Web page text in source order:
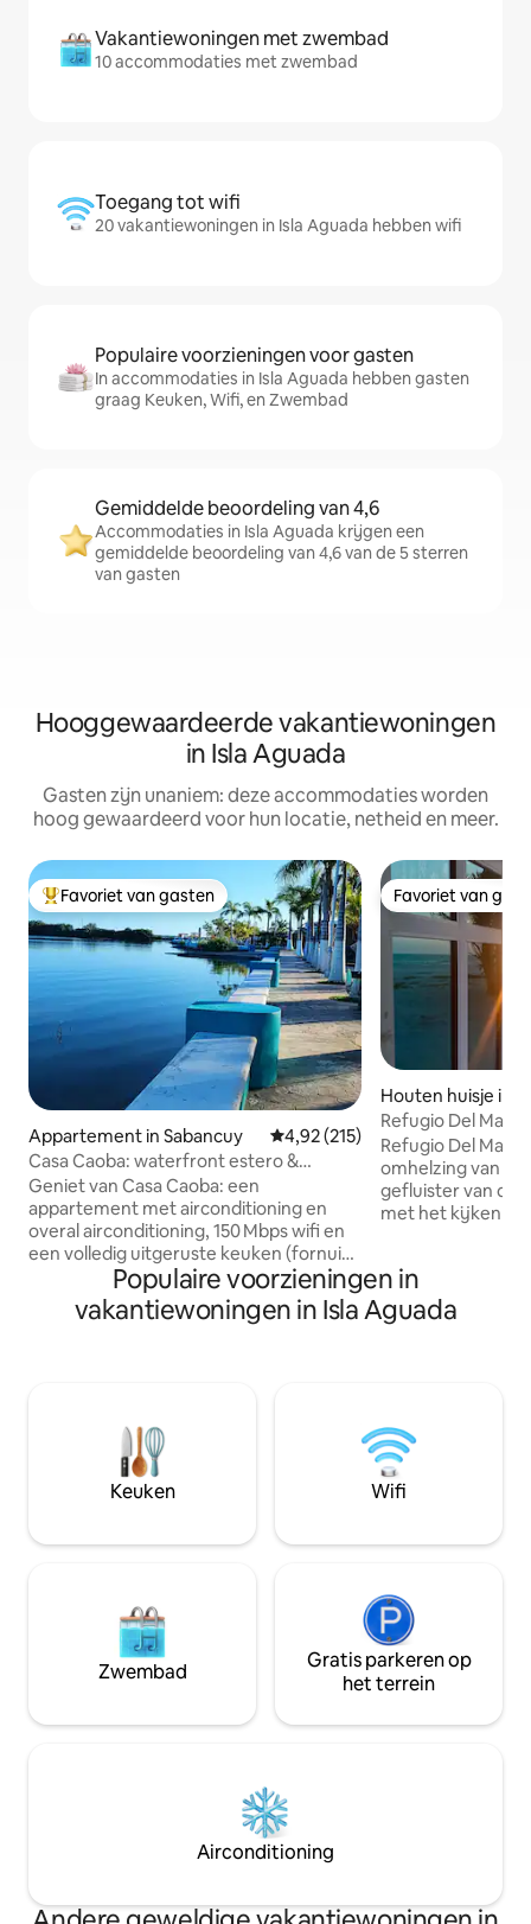
Vakantiewoningen met zwembad
10 accommodaties met zwembad
Toegang tot wifi
20 vakantiewoningen in Isla Aguada hebben wifi
Populaire voorzieningen voor gasten
In accommodaties in Isla Aguada hebben gasten
graag Keuken, Wifi, en Zwembad
Gemiddelde beoordeling van 4,6
Accommodaties in Isla Aguada krijgen een
gemiddelde beoordeling van 4,6 van de 5 sterren
van gasten
Hooggewaardeerde vakantiewoningen
in Isla Aguada
Gasten zijn unaniem: deze accommodaties worden
hoog gewaardeerd voor hun locatie, netheid en meer.
Topfavoriet van gasten
Favoriet van gasten
Appartement in Sabancuy Gemiddelde beoordeling van
4,92 (215)
Casa Caoba: waterfront estero &
malecon Sabancuy
Geniet van Casa Caoba: een
appartement met airconditioning en
overal airconditioning, 150 Mbps wifi en
een volledig uitgeruste keuken (fornuis,
oven en koffiezetapparaat). Parkeren op
straat met beveiligingscamera's voor je
auto, plus 24/7 zelf inchecken. Aan het
wandel over de promenade met
regionale snacks en ontspan op rustige
stranden. Flexibel annuleren en
professioneel schoonmaken
Favoriet van
Favoriet van
Houten huisje in
rmen
Refugio Del Mar
Refugio Del Mar
omhelzing van
gefluister van de
met het kijken
stelae
gordijn van
dolfijnen voor je
de zee van
Populaire voorzieningen in
vakantiewoningen in Isla Aguada
Keuken Wifi
Zwembad
Gratis parkeren op
het terrein
Airconditioning